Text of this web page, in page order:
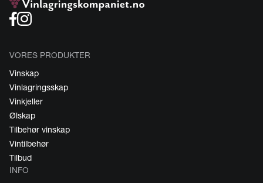
VORES PRODUKTER
Vinskap
Vinlagringsskap
Vinkjeller
Ølskap
Tilbehør vinskap
Vintilbehør
Tilbud
INFO